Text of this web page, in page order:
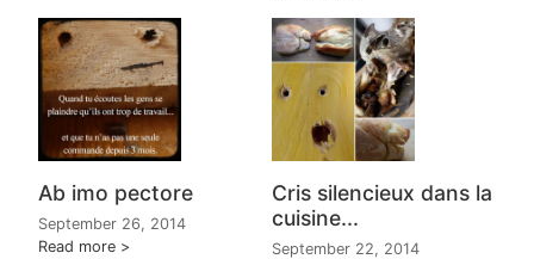
Ab imo pectore
September 26, 2014
Read more
Cris silencieux dans la
cuisine...
September 22, 2014